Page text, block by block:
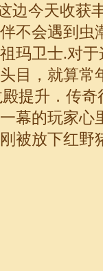
边今天收获
不会遇到虫
玛卫士.对
目，就算常
提升．传
幕的玩家心
被放下红野